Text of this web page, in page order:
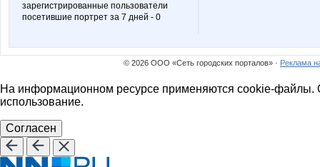
зарегистрированные пользователи
посетившие портрет за 7 дней - 0
© 2026 ООО «Сеть городских порталов» · Реклама
На информационном ресурсе применяются cookie-файлы.
использование.
Согласен